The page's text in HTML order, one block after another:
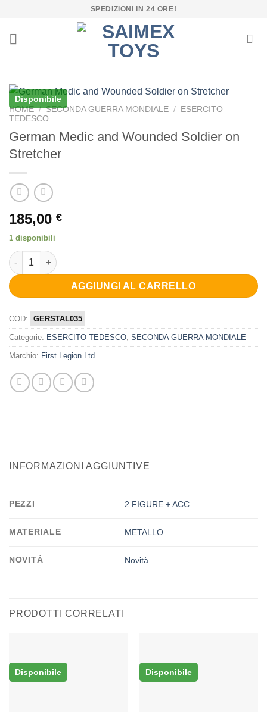
contenuti
SPEDIZIONI IN 24 ORE!
Disponibile
HOME / SECONDA GUERRA MONDIALE /
ESERCITO
TEDESCO
German Medic and Wounded Soldier on
Stretcher
185,00 €
1 disponibili
German Medic and Wounded Soldier on Stretcher quantità
AGGIUNGI AL CARRELLO
COD: GERSTAL035
Categorie: ESERCITO TEDESCO, SECONDA GUERRA MONDIALE
Marchio: First Legion Ltd
INFORMAZIONI AGGIUNTIVE
PEZZI 2 FIGURE + ACC
MATERIALE METALLO
NOVITÀ Novità
PRODOTTI CORRELATI
Disponibile Disponibile